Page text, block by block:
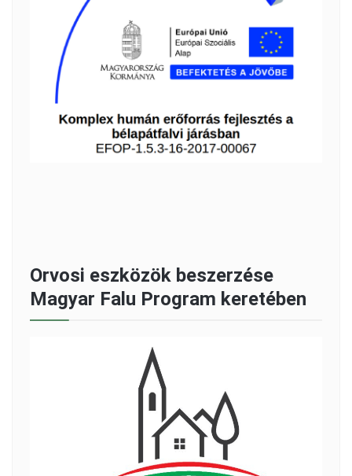
Orvosi eszközök beszerzése
Magyar Falu Program keretében